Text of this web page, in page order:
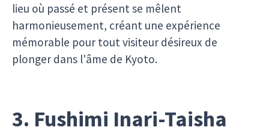
lieu où passé et présent se mêlent
harmonieusement, créant une expérience
mémorable pour tout visiteur désireux de
plonger dans l'âme de Kyoto.
3. Fushimi Inari-Taisha